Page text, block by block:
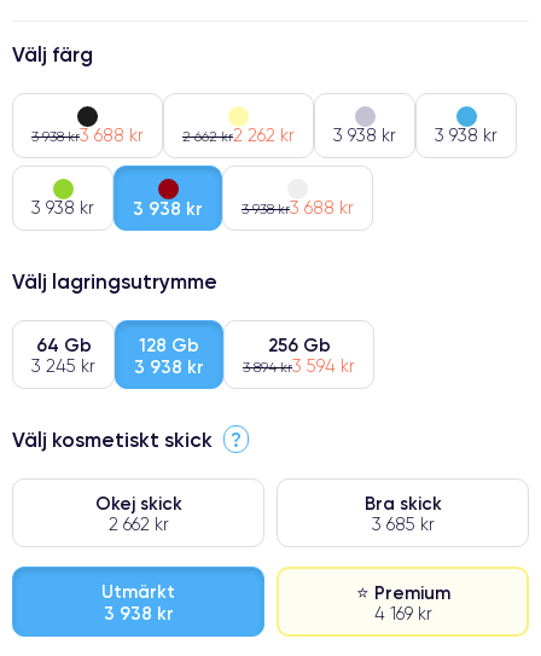
Välj färg
3 938 kr3 688 kr 2 662 kr2 262 kr 3 938 kr 3 938 kr
3 938 kr 3 938 kr 3 938 kr3 688 kr
Välj lagringsutrymme
64 Gb
3 245 kr
128 Gb
3 938 kr
256 Gb
3 894 kr3 594 kr
Välj kosmetiskt skick ?
Okej skick
2 662 kr
Bra skick
3 685 kr
Utmärkt
3 938 kr
⭐ Premium
4 169 kr